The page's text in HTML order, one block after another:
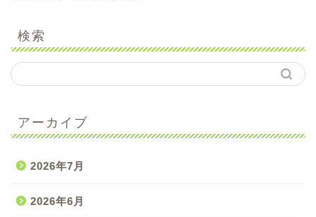
検索
アーカイブ
2026年7月
2026年6月